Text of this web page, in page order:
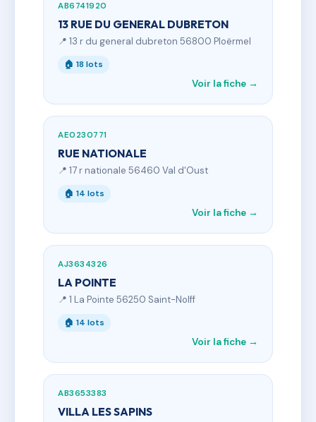
AB6741920
13 RUE DU GENERAL DUBRETON
📍 13 r du general dubreton 56800 Ploërmel
🏠 18 lots
Voir la fiche →
AE0230771
RUE NATIONALE
📍 17 r nationale 56460 Val d'Oust
🏠 14 lots
Voir la fiche →
AJ3634326
LA POINTE
📍 1 La Pointe 56250 Saint-Nolff
🏠 14 lots
Voir la fiche →
AB3653383
VILLA LES SAPINS